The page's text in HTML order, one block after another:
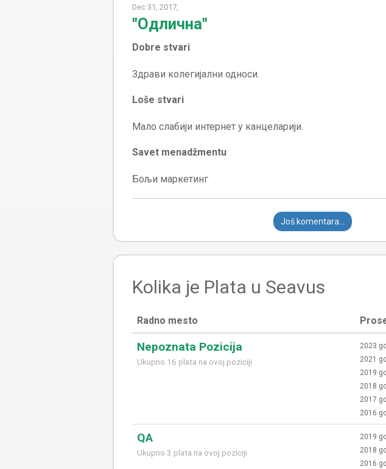
Dec 31, 2017,
"Одлична"
Dobre stvari
Loše stvari
Savet menadžmentu
Бољи маркетинг
Još komentara...
Kolika je Plata u Seavus
Radno mesto
Nepoznata Pozicija
Ukupno 16 plata na ovoj poziciji
2023
2021
2019
2018
2017
2016
QA
Ukupno 3 plata na ovoj poziciji
2019
2018
2016